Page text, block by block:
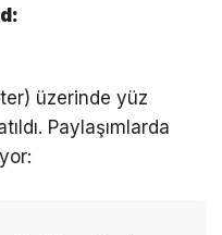
üzerinde yüz
Paylaşımlarda